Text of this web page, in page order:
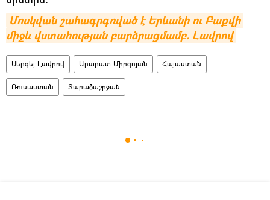
Մոսկվան շահագրգռված է Երևանի ու Բաքվի
միջև վստահության բարձրացմամբ. Լավրով
Սերգեյ Լավրով Արարատ Միրզոյան Հայաստան
Ռուսաստան Տարածաշրջան